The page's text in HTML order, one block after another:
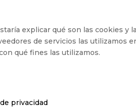
explicar qué son las cookies y
de servicios las utilizamos
qué fines las utilizamos.
privacidad